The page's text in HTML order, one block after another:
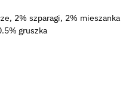
2% szparagi, 2% mieszanka
gruszka